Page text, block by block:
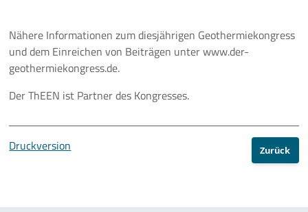
Nähere Informationen zum diesjährigen Geothermiekongress
und dem Einreichen von Beiträgen unter www.der-
geothermiekongress.de.
Der ThEEN ist Partner des Kongresses.
Druckversion Zurück